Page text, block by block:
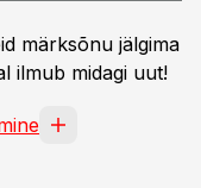
märksõnu jälgima
ilmub midagi uut!